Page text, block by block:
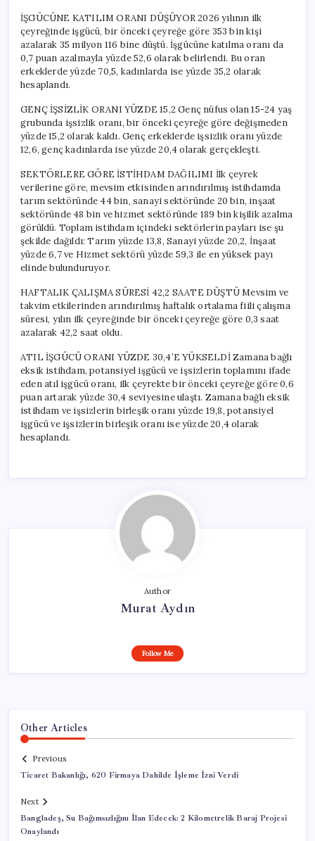
İŞGÜCÜNE KATILIM ORANI DÜŞÜYOR 2026 yılının ilk
çeyreğinde işgücü, bir önceki çeyreğe göre 353 bin kişi
azalarak 35 milyon 116 bine düştü. İşgücüne katılma oranı da
0,7 puan azalmayla yüzde 52,6 olarak belirlendi. Bu oran
erkeklerde yüzde 70,5, kadınlarda ise yüzde 35,2 olarak
hesaplandı.
GENÇ İŞSİZLİK ORANI YÜZDE 15,2 Genç nüfus olan 15-24 yaş
grubunda işsizlik oranı, bir önceki çeyreğe göre değişmeden
yüzde 15,2 olarak kaldı. Genç erkeklerde işsizlik oranı yüzde
12,6, genç kadınlarda ise yüzde 20,4 olarak gerçekleşti.
SEKTÖRLERE GÖRE İSTİHDAM DAĞILIMI İlk çeyrek
verilerine göre, mevsim etkisinden arındırılmış istihdamda
tarım sektöründe 44 bin, sanayi sektöründe 20 bin, inşaat
sektöründe 48 bin ve hizmet sektöründe 189 bin kişilik azalma
görüldü. Toplam istihdam içindeki sektörlerin payları ise şu
şekilde dağıldı: Tarım yüzde 13,8, Sanayi yüzde 20,2, İnşaat
yüzde 6,7 ve Hizmet sektörü yüzde 59,3 ile en yüksek payı
elinde bulunduruyor.
HAFTALIK ÇALIŞMA SÜRESİ 42,2 SAATE DÜŞTÜ Mevsim ve
takvim etkilerinden arındırılmış haftalık ortalama fiili çalışma
süresi, yılın ilk çeyreğinde bir önceki çeyreğe göre 0,3 saat
azalarak 42,2 saat oldu.
ATIL İŞGÜCÜ ORANI YÜZDE 30,4’E YÜKSELDİ Zamana bağlı
eksik istihdam, potansiyel işgücü ve işsizlerin toplamını ifade
eden atıl işgücü oranı, ilk çeyrekte bir önceki çeyreğe göre 0,6
puan artarak yüzde 30,4 seviyesine ulaştı. Zamana bağlı eksik
istihdam ve işsizlerin birleşik oranı yüzde 19,8, potansiyel
işgücü ve işsizlerin birleşik oranı ise yüzde 20,4 olarak
hesaplandı.
Author
Murat Aydın
Follow Me
Other Articles
Previous
Ticaret Bakanlığı, 620 Firmaya Dahilde İşleme İzni Verdi
Next
Bangladeş, Su Bağımsızlığını İlan Edecek: 2 Kilometrelik Baraj Projesi
Onaylandı